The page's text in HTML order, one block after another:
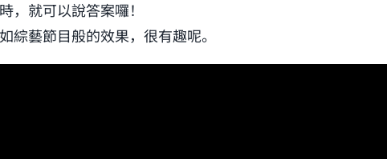
，就可以說答案囉！
綜藝節目般的效果，很有趣呢。